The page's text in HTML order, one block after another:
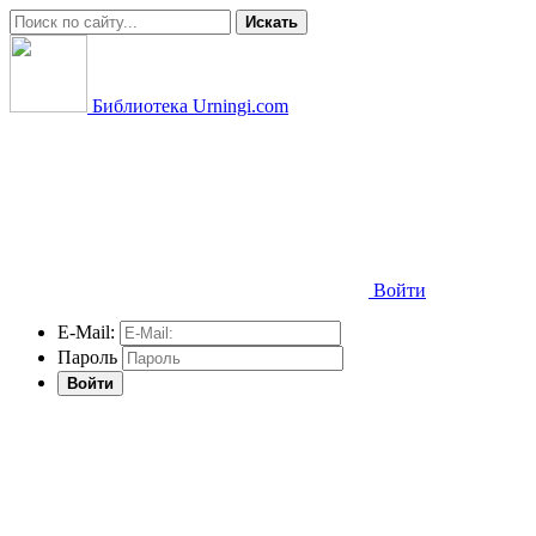
Искать
Библиотека Urningi.com
Войти
E-Mail:
Пароль
Войти